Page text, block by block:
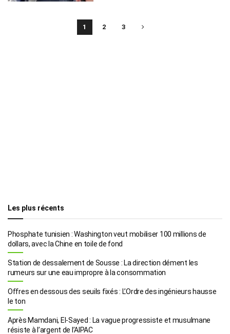
1 2 3
Les plus récents
Phosphate tunisien : Washington veut mobiliser 100 millions de
dollars, avec la Chine en toile de fond
Station de dessalement de Sousse : La direction dément les
rumeurs sur une eau impropre à la consommation
Offres en dessous des seuils fixés : L’Ordre des ingénieurs hausse
le ton
Après Mamdani, El-Sayed : La vague progressiste et musulmane
résiste à l’argent de l’AIPAC